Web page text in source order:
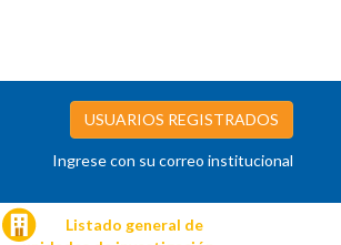
USUARIOS REGISTRADOS
Ingrese con su correo institucional
Listado general de